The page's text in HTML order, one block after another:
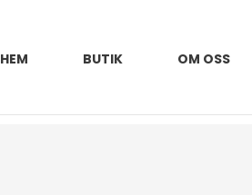
HEM BUTIK OM OSS